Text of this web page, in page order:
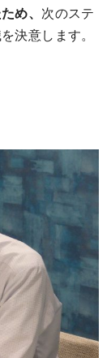
め、 次のステ
決意します。